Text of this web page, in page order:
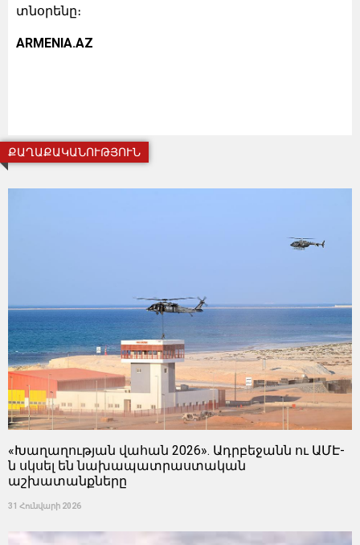
տնօրենը։
ARMENIA.AZ
ՔԱՂԱՔԱԿԱՆՈՒԹՅՈՒՆ
«Խաղաղության վահան 2026». Ադրբեջանն ու ԱՄԷ-
ն սկսել են նախապատրաստական ​​
աշխատանքները
31 Հունվարի 2026